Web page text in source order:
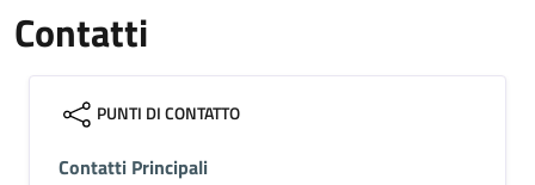
Contatti
PUNTI DI CONTATTO
Contatti Principali